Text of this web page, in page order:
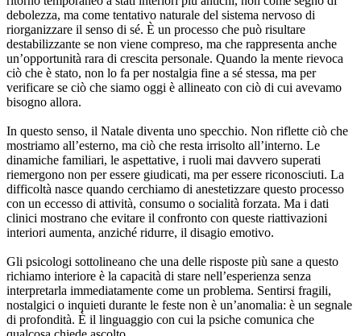
debolezza, ma come tentativo naturale del sistema nervoso di
riorganizzare il senso di sé. È un processo che può risultare
destabilizzante se non viene compreso, ma che rappresenta anche
un’opportunità rara di crescita personale. Quando la mente rievoca
ciò che è stato, non lo fa per nostalgia fine a sé stessa, ma per
verificare se ciò che siamo oggi è allineato con ciò di cui avevamo
bisogno allora.
In questo senso, il Natale diventa uno specchio. Non riflette ciò che
mostriamo all’esterno, ma ciò che resta irrisolto all’interno. Le
dinamiche familiari, le aspettative, i ruoli mai davvero superati
riemergono non per essere giudicati, ma per essere riconosciuti. La
difficoltà nasce quando cerchiamo di anestetizzare questo processo
con un eccesso di attività, consumo o socialità forzata. Ma i dati
clinici mostrano che evitare il confronto con queste riattivazioni
interiori aumenta, anziché ridurre, il disagio emotivo.
Gli psicologi sottolineano che una delle risposte più sane a questo
richiamo interiore è la capacità di stare nell’esperienza senza
interpretarla immediatamente come un problema. Sentirsi fragili,
nostalgici o inquieti durante le feste non è un’anomalia: è un segnale
di profondità. È il linguaggio con cui la psiche comunica che